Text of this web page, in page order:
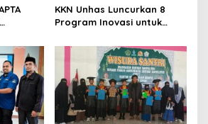
KKN Unhas Luncurkan 8
Program Inovasi untuk